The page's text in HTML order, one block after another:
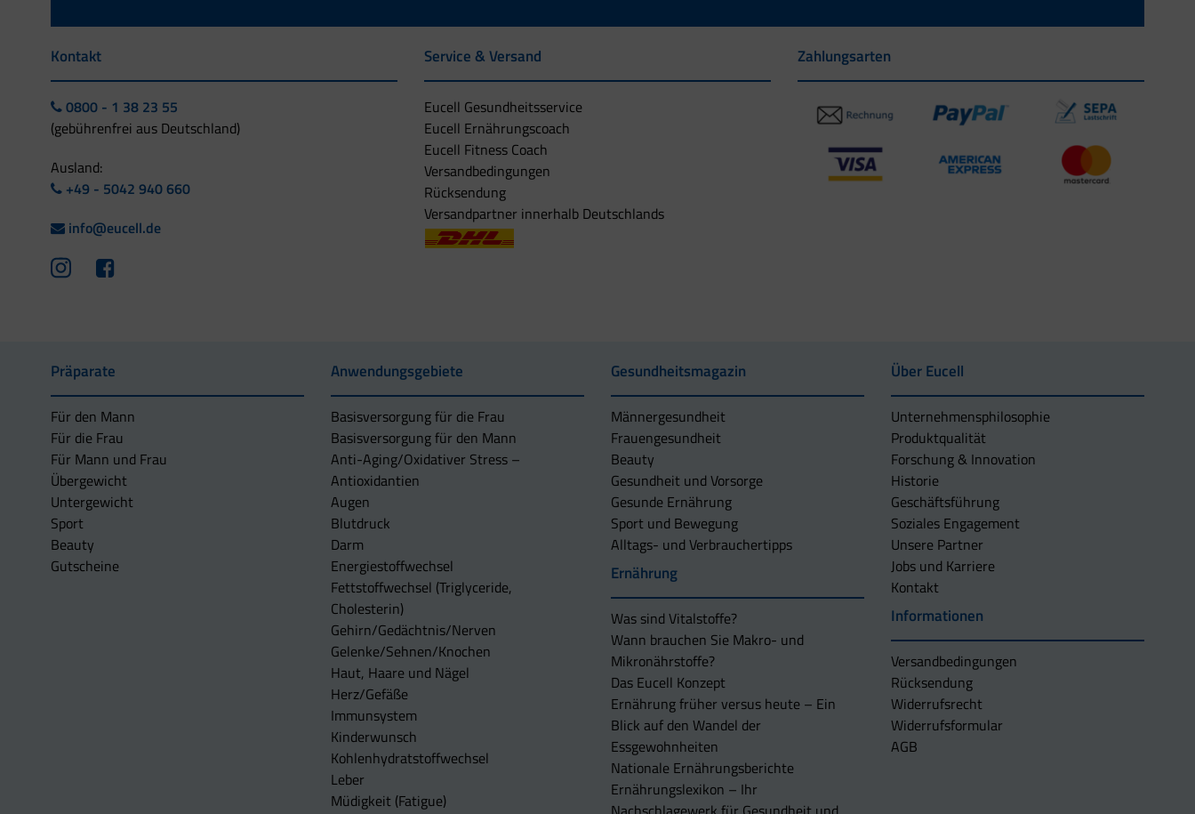
Kontakt
0800 - 1 38 23 55
(gebührenfrei aus Deutschland)
Ausland:
+49 - 5042 940 660
info@eucell.de
Service & Versand
Eucell Gesundheitsservice
Eucell Ernährungscoach
Eucell Fitness Coach
Versandbedingungen
Rücksendung
Versandpartner innerhalb Deutschlands
Zahlungsarten
Präparate
Für den Mann
Für die Frau
Für Mann und Frau
Übergewicht
Untergewicht
Sport
Beauty
Gutscheine
Anwendungsgebiete
Basisversorgung für die Frau
Basisversorgung für den Mann
Anti-Aging/Oxidativer Stress –
Antioxidantien
Augen
Blutdruck
Darm
Energiestoffwechsel
Fettstoffwechsel (Triglyceride,
Cholesterin)
Gehirn/Gedächtnis/Nerven
Gelenke/Sehnen/Knochen
Haut, Haare und Nägel
Herz/Gefäße
Immunsystem
Kinderwunsch
Kohlenhydratstoffwechsel
Leber
Müdigkeit (Fatigue)
Gesundheitsmagazin
Männergesundheit
Frauengesundheit
Beauty
Gesundheit und Vorsorge
Gesunde Ernährung
Sport und Bewegung
Alltags- und Verbrauchertipps
Ernährung
Was sind Vitalstoffe?
Wann brauchen Sie Makro- und
Mikronährstoffe?
Das Eucell Konzept
Ernährung früher versus heute – Ein
Blick auf den Wandel der
Essgewohnheiten
Nationale Ernährungsberichte
Ernährungslexikon – Ihr
Über Eucell
Unternehmens­philosophie
Produktqualität
Forschung & Innovation
Historie
Geschäftsführung
Soziales Engagement
Unsere Partner
Jobs und Karriere
Kontakt
Informationen
Versandbedingungen
Rücksendung
Widerrufsrecht
Widerrufsformular
AGB